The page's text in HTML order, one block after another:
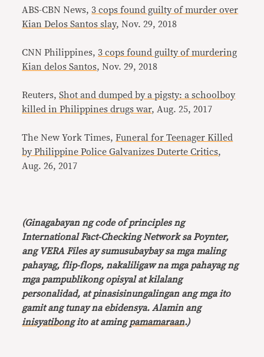
ABS-CBN News, 3 cops found guilty of murder over
Kian Delos Santos slay, Nov. 29, 2018
CNN Philippines, 3 cops found guilty of murdering
Kian delos Santos, Nov. 29, 2018
Reuters,Shot and dumped by a pigsty: a schoolboy
killed in Philippines drugs war, Aug. 25, 2017
The New York Times,Funeral for Teenager Killed
by Philippine Police Galvanizes Duterte Critics,
Aug. 26, 2017
(Ginagabayan ng code of principles ng
International Fact-Checking Network sa Poynter,
ang VERA Files ay sumusubaybay sa mga maling
pahayag, flip-flops, nakaliligaw na mga pahayag ng
mga pampublikong opisyal at kilalang
personalidad, at pinasisinungalingan ang mga ito
gamit ang tunay na ebidensya. Alamin ang
inisyatibongito at amingpamamaraan.)